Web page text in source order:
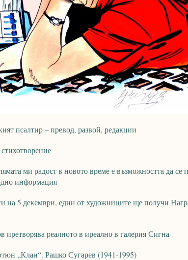
псалтир – превод, развой, редакции
ми радост в новото време е възможността да се
информация
на 5 декември, един от художниците ще получи
реалното в иреално в галерия Сигна
„Клан“. Рашко Сугарев (1941-1995)